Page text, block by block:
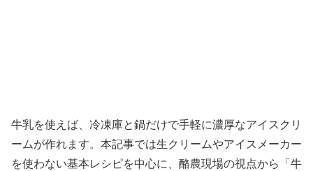
牛乳を使えば、冷凍庫と鍋だけで手軽に濃厚なアイスクリ
ームが作れます。本記事では生クリームやアイスメーカー
を使わない基本レシピを中心に、酪農現場の視点から「牛